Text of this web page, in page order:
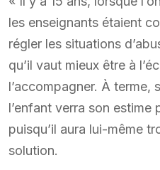
les enseignants étaient
régler les situations
qu’il vaut mieux être à
l’accompagner. À terme,
l’enfant verra son estime
puisqu’il aura lui-même
solution.